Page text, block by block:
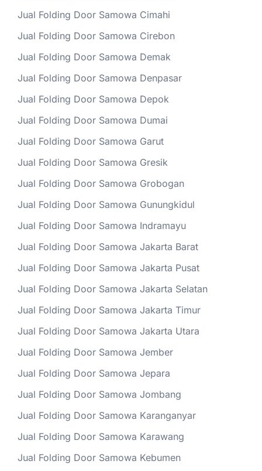
Jual Folding Door Samowa Cimahi
Jual Folding Door Samowa Cirebon
Jual Folding Door Samowa Demak
Jual Folding Door Samowa Denpasar
Jual Folding Door Samowa Depok
Jual Folding Door Samowa Dumai
Jual Folding Door Samowa Garut
Jual Folding Door Samowa Gresik
Jual Folding Door Samowa Grobogan
Jual Folding Door Samowa Gunungkidul
Jual Folding Door Samowa Indramayu
Jual Folding Door Samowa Jakarta Barat
Jual Folding Door Samowa Jakarta Pusat
Jual Folding Door Samowa Jakarta Selatan
Jual Folding Door Samowa Jakarta Timur
Jual Folding Door Samowa Jakarta Utara
Jual Folding Door Samowa Jember
Jual Folding Door Samowa Jepara
Jual Folding Door Samowa Jombang
Jual Folding Door Samowa Karanganyar
Jual Folding Door Samowa Karawang
Jual Folding Door Samowa Kebumen